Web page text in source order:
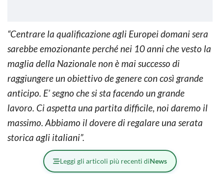
“Centrare la qualificazione agli Europei domani sera
sarebbe emozionante perché nei 10 anni che vesto la
maglia della Nazionale non è mai successo di
raggiungere un obiettivo de genere con così grande
anticipo. E’ segno che si sta facendo un grande
lavoro. Ci aspetta una partita difficile, noi daremo il
massimo. Abbiamo il dovere di regalare una serata
storica agli italiani”.
Leggi gli articoli più recenti diNews